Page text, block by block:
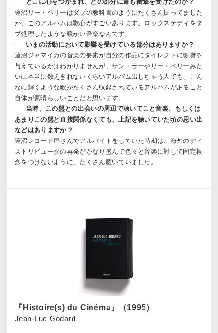
── どこに心をつかまれ、どの部分に最も衝撃を受けたのか？
蓮沼 リー・ペリーはダブの教科書のようにたくさん掘ってました
が、このアルバムは歌心がすごいあります。ロックステディをダ
ブ処理したような暖かい音楽なんです。
── いまの活動において影響を受けている部分はありますか？
蓮沼 ジャマイカの音楽の要素が自分の作品にダイレクトに影響を
与えているかはわかりませんが、サン・ラーやリー・ペリーみた
いに本当に数えきれないくらいアルバム出しちゃう人でも、こん
なに輝くような歌がたくさん収録されているアルバムがあること
自体が素晴らしいことだと思います。
── 当時、この盤との出会いの周辺で聴いてこと音楽、もしくは
あまりこの盤と直接関係なくても、上記を聴いていた頃の思い出
などはありますか？
蓮沼 レコード屋さんでアルバイトをしていた時期は、海外のディ
ストリビュータの再発がかなり盛んで色々と音楽に対して固定概
念をつけないように、たくさん聴いていました。
『Histoire(s) du Cinéma』（1995）
Jean-Luc Godard